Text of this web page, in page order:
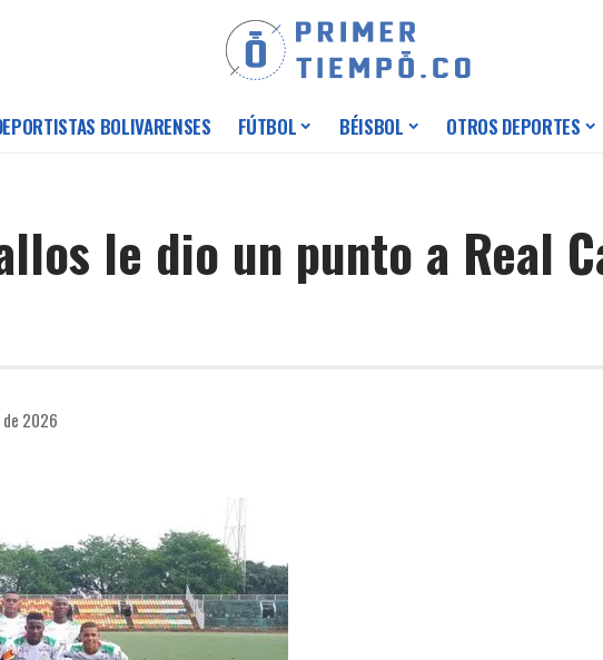
BOLIVARENSES FÚTBOL BÉISBOL OTROS DEPORTES
le dio un punto a Real
de 2026